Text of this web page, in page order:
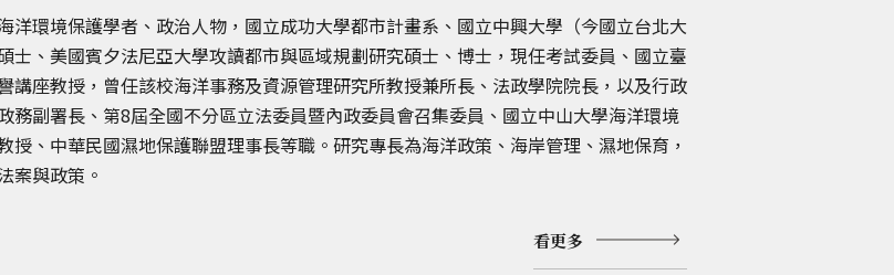
洋環境保護學者、政治人物，國立成功大學都市計畫系、國立中興大學（今國立台北大
士、美國賓夕法尼亞大學攻讀都市與區域規劃研究碩士、博士，現任考試委員、國立臺
講座教授，曾任該校海洋事務及資源管理研究所教授兼所長、法政學院院長，以及行政
務副署長、第8屆全國不分區立法委員暨內政委員會召集委員、國立中山大學海洋環境
授、中華民國濕地保護聯盟理事長等職。研究專長為海洋政策、海岸管理、濕地保育，
案與政策。
看更多